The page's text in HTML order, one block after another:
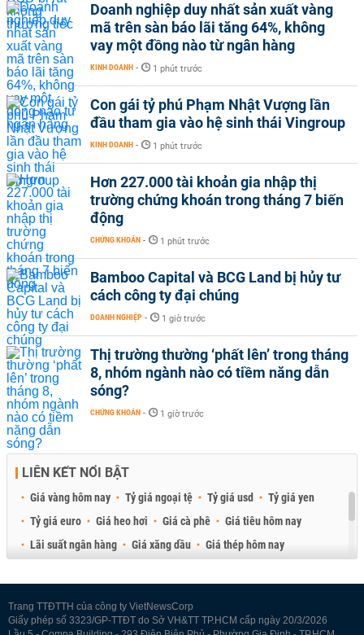
Doanh nghiệp duy nhất sản xuất vàng
mã trên sàn báo lãi tăng 64%, không
vay một đồng nào từ ngân hàng
KINH DOANH - 1 phút trước
Con gái tỷ phú Phạm Nhật Vượng lần
đầu tham gia vào hệ sinh thái Vingroup
KINH DOANH - 1 phút trước
Hơn 227.000 tài khoản gia nhập thị
trường chứng khoán trong tháng 7 biến
động
CHỨNG KHOÁN - 1 phút trước
Bamboo Capital và BCG Land bị hủy tư
cách công ty đại chúng
DOANH NGHIỆP - 1 giờ trước
Thị trường thường ‘phất lên’ trong tháng
8, nhóm ngành nào có tiềm năng dẫn
sóng?
CHỨNG KHOÁN - 1 giờ trước
LIÊN KẾT NỔI BẬT
Giá vàng hôm nay Tỷ giá ngoại tệ Tỷ giá usd
Tỷ giá yen
Tỷ giá euro
Giá heo hơi Giá cà phê
Giá tiêu hôm nay
Lãi suất ngân hàng
Giá xăng dầu
Giá thép hôm nay
Trang TTĐTTH của công ty VietNewsCorp
Giấy phép số 3323/GP-TTĐT do Sở VH&TT TP.HCM cấp ngày 20/3/2026